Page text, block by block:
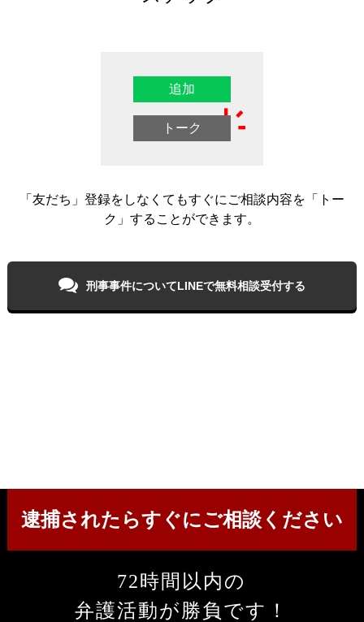
追加
トーク
「友だち」登録をしなくてもすぐにご相談内容を「トー
ク」することができます。
刑事事件についてLINEで無料相談受付する
逮捕されたらすぐにご相談ください
72時間以内の
弁護活動が勝負です！